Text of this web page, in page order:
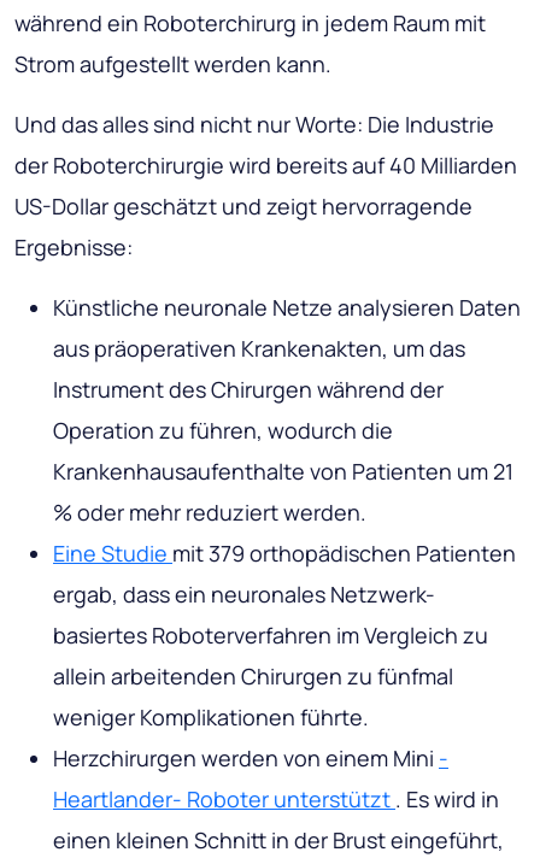
während ein Roboterchirurg in jedem Raum mit
Strom aufgestellt werden kann.
Und das alles sind nicht nur Worte: Die Industrie
der Roboterchirurgie wird bereits auf 40 Milliarden
US-Dollar geschätzt und zeigt hervorragende
Ergebnisse:
Künstliche neuronale Netze analysieren Daten
aus präoperativen Krankenakten, um das
Instrument des Chirurgen während der
Operation zu führen, wodurch die
Krankenhausaufenthalte von Patienten um 21
% oder mehr reduziert werden.
Eine Studie mit 379 orthopädischen Patienten
ergab, dass ein neuronales Netzwerk-
basiertes Roboterverfahren im Vergleich zu
allein arbeitenden Chirurgen zu fünfmal
weniger Komplikationen führte.
Herzchirurgen werden von einem Mini -
Heartlander- Roboter unterstützt . Es wird in
einen kleinen Schnitt in der Brust eingeführt,